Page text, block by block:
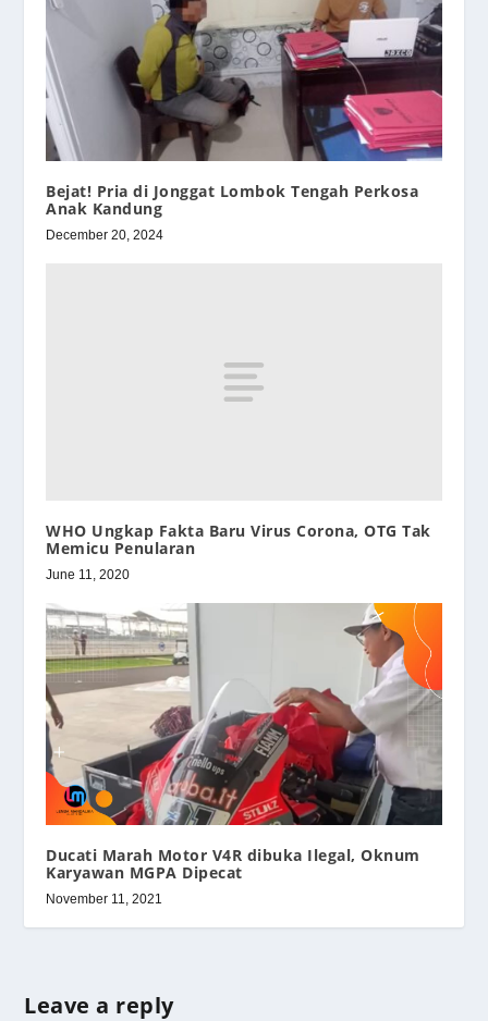
Bejat! Pria di Jonggat Lombok Tengah Perkosa
Anak Kandung
December 20, 2024
WHO Ungkap Fakta Baru Virus Corona, OTG Tak
Memicu Penularan
June 11, 2020
Ducati Marah Motor V4R dibuka Ilegal, Oknum
Karyawan MGPA Dipecat
November 11, 2021
Leave a reply